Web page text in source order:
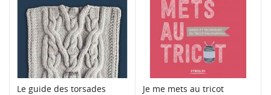
Le guide des torsades Je me mets au tricot